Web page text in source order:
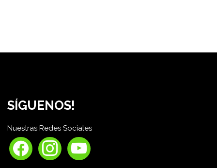
SÍGUENOS!
Nuestras Redes Sociales
facebookinstagramyoutube